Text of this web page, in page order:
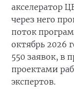
акселератор
через него
поток
октябрь 2026
550 заявок, в
проектами
экспертов.